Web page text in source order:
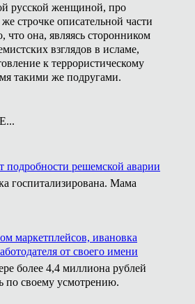
русской женщиной, про
строчке описательной части
что она, являясь сторонником
взглядов в исламе,
к террористическому
такими же подругами.
подробности решемской аварии
госпитализирована. Мама
маркетплейсов, ивановка
от своего имени
более 4,4 миллиона рублей
по своему усмотрению.